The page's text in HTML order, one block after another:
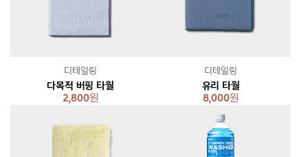
다목적 버핑 타월
2,800원
디테일링
유리 타월
8,000원
디테일링